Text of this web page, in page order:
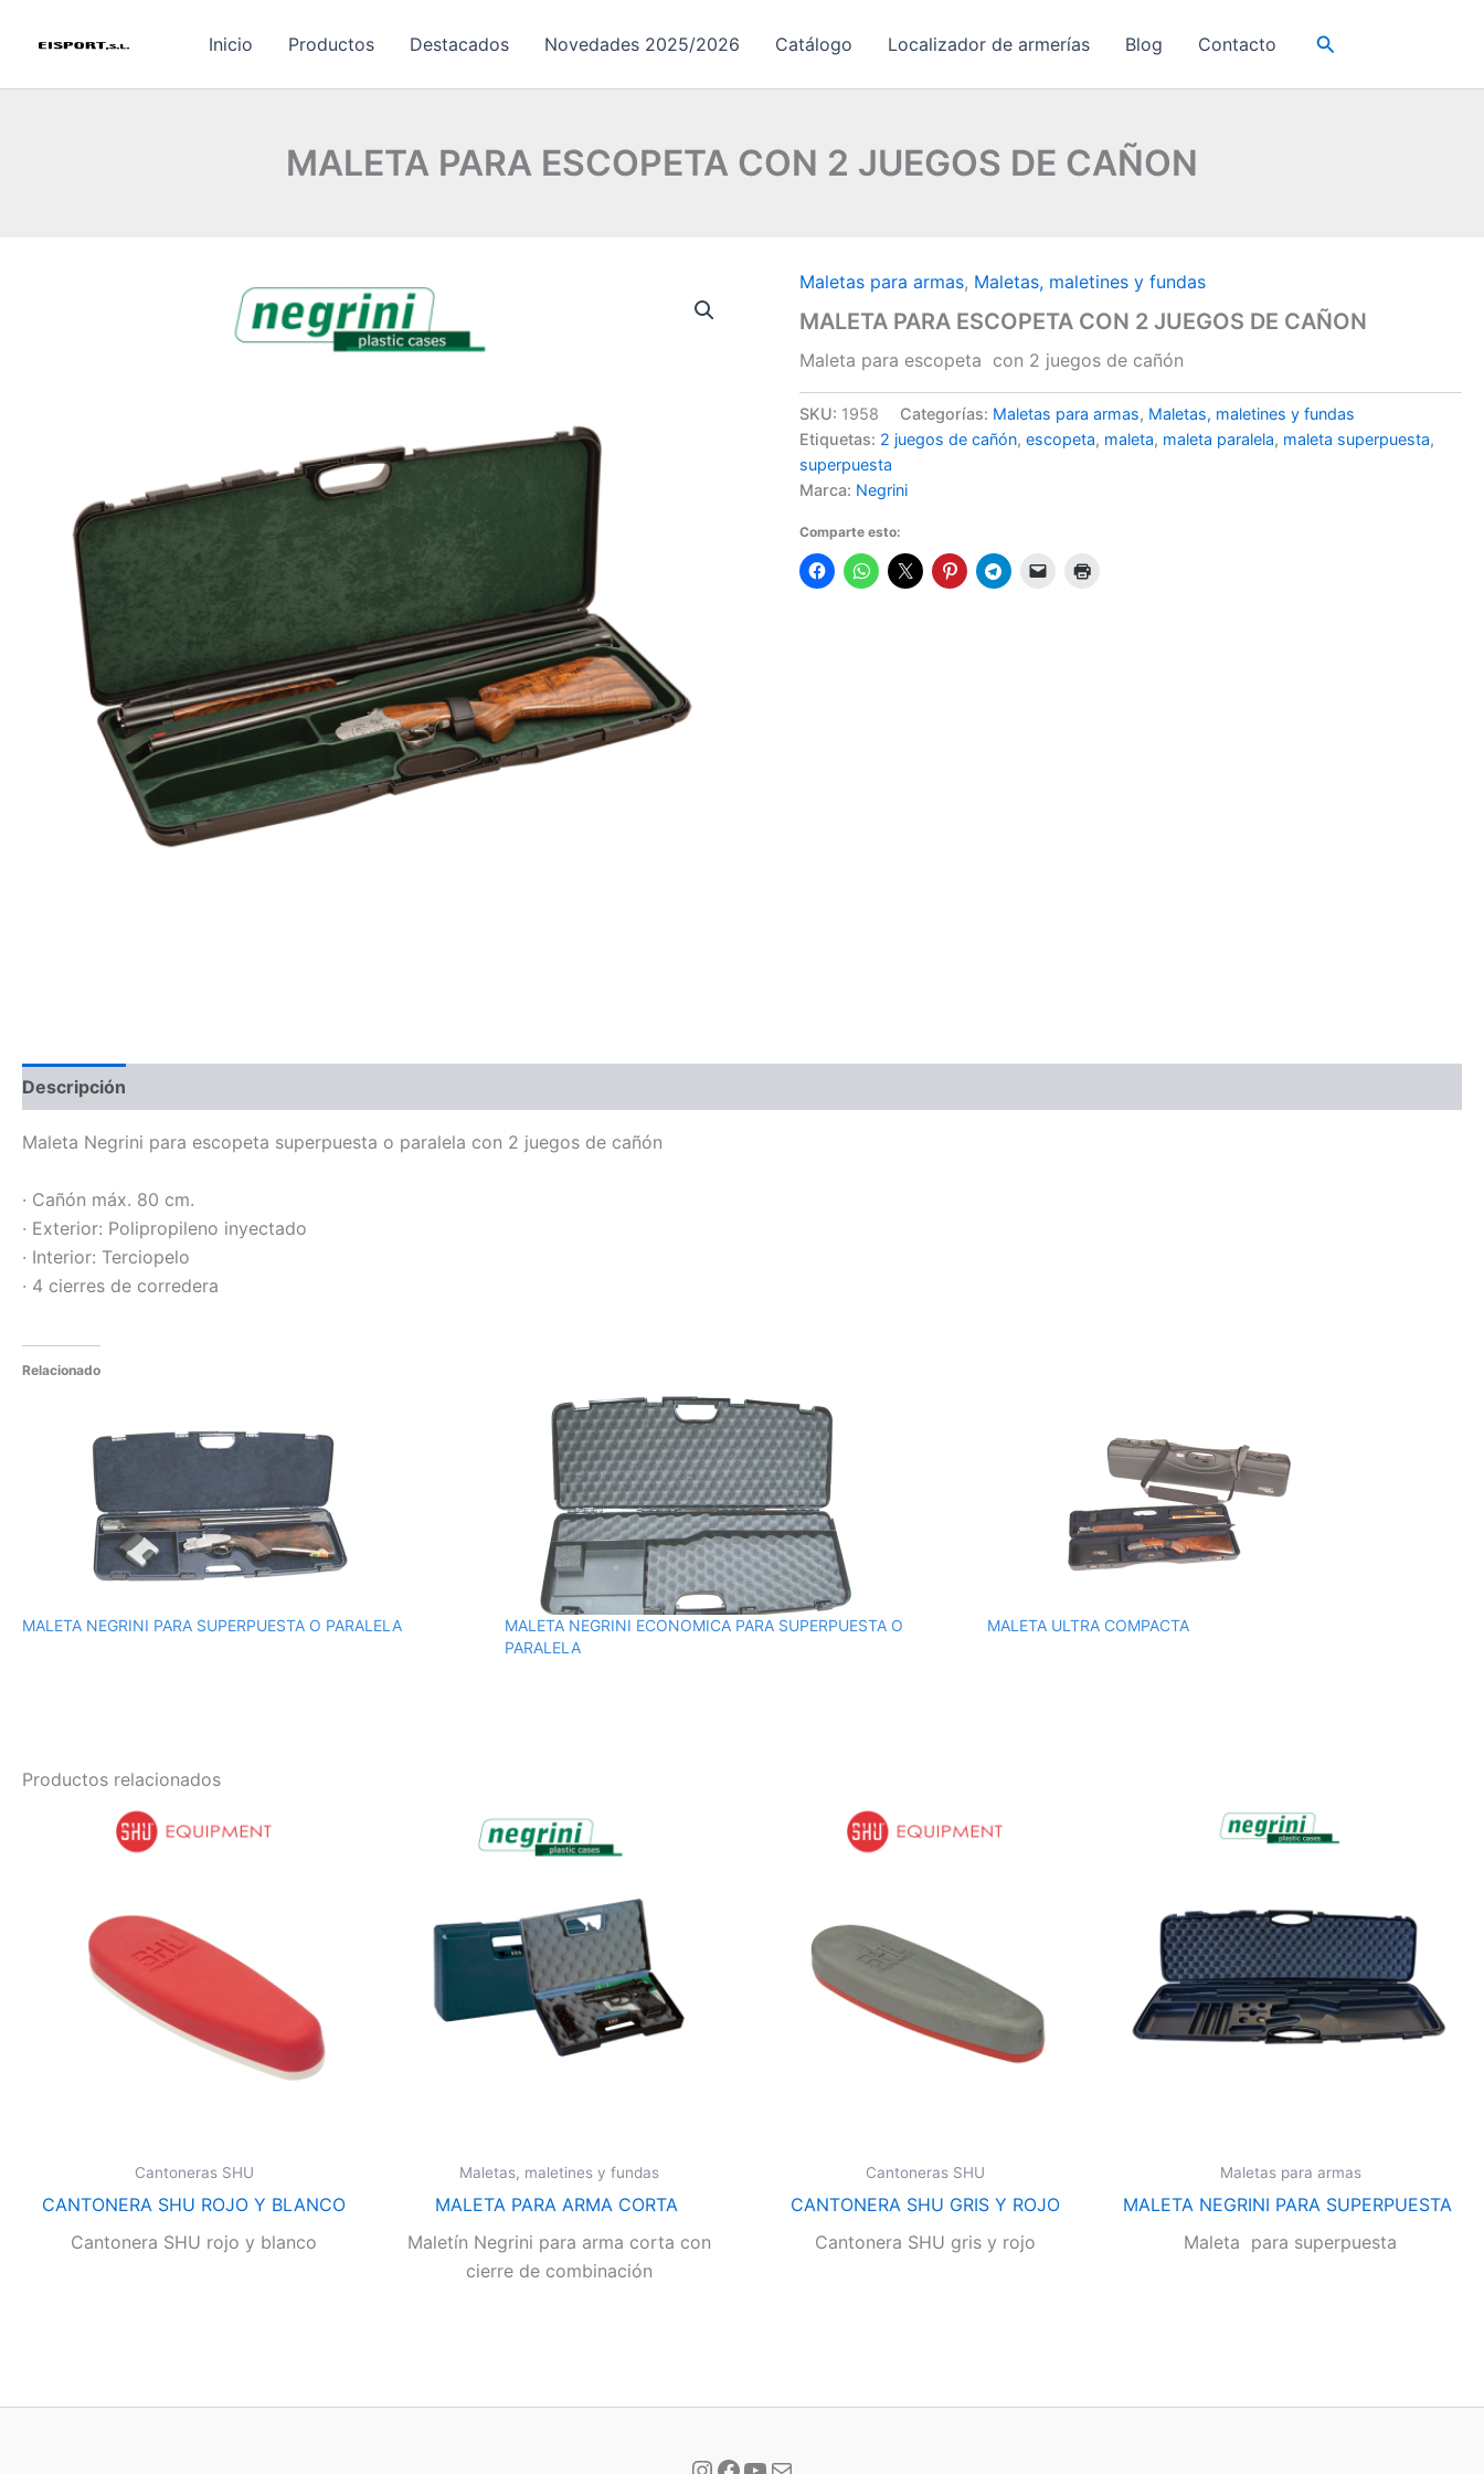
Inicio Productos Destacados Novedades 2025/2026 Catálogo Localizador de armerías Blog Contacto Buscar
MALETA PARA ESCOPETA CON 2 JUEGOS DE CAÑON
Maletas para armas, Maletas, maletines y fundas
MALETA PARA ESCOPETA CON 2 JUEGOS DE CAÑON
Maleta para escopeta con 2 juegos de cañón
SKU: 1958 Categorías: Maletas para armas, Maletas, maletines y fundas
Etiquetas: 2 juegos de cañón,escopeta, maleta, maleta paralela, maleta superpuesta,
superpuesta
Marca: Negrini
Comparte esto:
Descripción
Maleta Negrini para escopeta superpuesta o paralela con 2 juegos de cañón
· Cañón máx. 80 cm.
· Exterior: Polipropileno inyectado
· Interior: Terciopelo
· 4 cierres de corredera
Relacionado
MALETA NEGRINI PARA SUPERPUESTA O PARALELA
MALETA NEGRINI ECONOMICA PARA SUPERPUESTA O
PARALELA
MALETA ULTRA COMPACTA
Productos relacionados
Cantoneras SHU
CANTONERA SHU ROJO Y BLANCO
Cantonera SHU rojo y blanco
Maletas, maletines y fundas
MALETA PARA ARMA CORTA
Maletín Negrini para arma corta con
cierre de combinación
Cantoneras SHU
CANTONERA SHU GRIS Y ROJO
Cantonera SHU gris y rojo
Maletas para armas
MALETA NEGRINI PARA SUPERPUESTA
Maleta para superpuesta